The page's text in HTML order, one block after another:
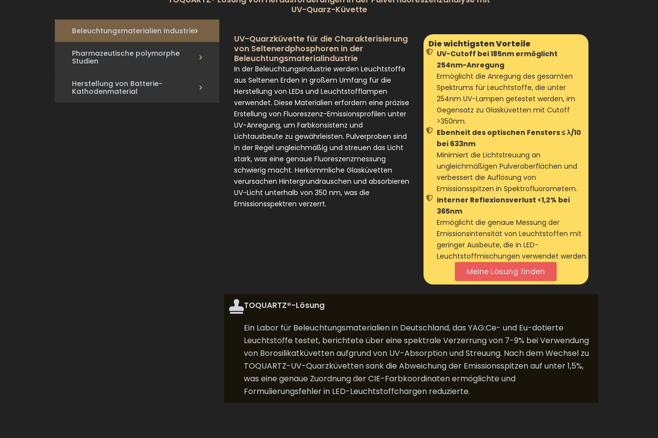
UV-Quarz-Küvette
Beleuchtungsmaterialien Industrie
Pharmazeutische polymorphe
Studien
Herstellung von Batterie-
Kathodenmaterial
UV-Quarzküvette für die Charakterisierung
von Seltenerdphosphoren in der
Beleuchtungsmaterialindustrie
In der Beleuchtungsindustrie werden Leuchtstoffe
aus Seltenen Erden in großem Umfang für die
Herstellung von LEDs und Leuchtstofflampen
verwendet. Diese Materialien erfordern eine präzise
Erstellung von Fluoreszenz-Emissionsprofilen unter
UV-Anregung, um Farbkonsistenz und
Lichtausbeute zu gewährleisten. Pulverproben sind
in der Regel ungleichmäßig und streuen das Licht
stark, was eine genaue Fluoreszenzmessung
schwierig macht. Herkömmliche Glasküvetten
verursachen Hintergrundrauschen und absorbieren
UV-Licht unterhalb von 350 nm, was die
Emissionsspektren verzerrt.
Die wichtigsten Vorteile
UV-Cutoff bei 185nm ermöglicht
254nm-Anregung
Ermöglicht die Anregung des gesamten
Spektrums für Leuchtstoffe, die unter
254nm UV-Lampen getestet werden, im
Gegensatz zu Glasküvetten mit Cutoff
>350nm.
Ebenheit des optischen Fensters ≤ λ/10
bei 633nm
Minimiert die Lichtstreuung an
ungleichmäßigen Pulveroberflächen und
verbessert die Auflösung von
Emissionsspitzen in Spektrofluorometern.
Interner Reflexionsverlust <1,2% bei
365nm
Ermöglicht die genaue Messung der
Emissionsintensität von Leuchtstoffen mit
geringer Ausbeute, die in LED-
Leuchtstoffmischungen verwendet werden.
Meine Lösung finden
TOQUARTZ®-Lösung
Ein Labor für Beleuchtungsmaterialien in Deutschland, das YAG:Ce- und Eu-dotierte
Leuchtstoffe testet, berichtete über eine spektrale Verzerrung von 7-9% bei Verwendung
von Borosilikatküvetten aufgrund von UV-Absorption und Streuung. Nach dem Wechsel zu
TOQUARTZ-UV-Quarzküvetten sank die Abweichung der Emissionsspitzen auf unter 1,5%,
was eine genaue Zuordnung der CIE-Farbkoordinaten ermöglichte und
Formulierungsfehler in LED-Leuchtstoffchargen reduzierte.